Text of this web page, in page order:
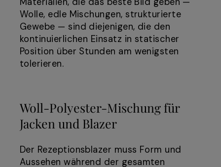
Wolle, edle Mischungen, strukturierte
Gewebe — sind diejenigen, die den
kontinuierlichen Einsatz in statischer
Position über Stunden am wenigsten
tolerieren.
Woll-Polyester-Mischung für
Jacken und Blazer
Der Rezeptionsblazer muss Form und
Aussehen während der gesamten